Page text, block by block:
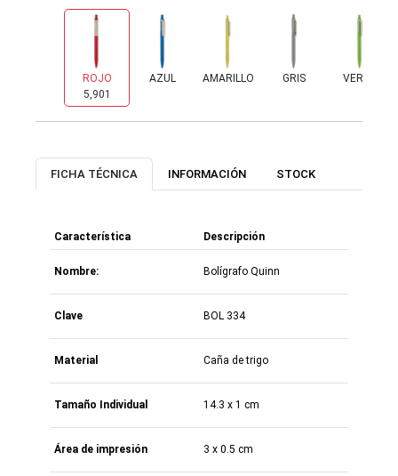
ROJO
5,901
AZUL
AMARILLO
GRIS
VERDE
FICHA TÉCNICA INFORMACIÓN STOCK
Característica Descripción
Nombre: Bolígrafo Quinn
Clave BOL 334
Material Caña de trigo
Tamaño Individual 14.3 x 1 cm
Área de impresión 3 x 0.5 cm